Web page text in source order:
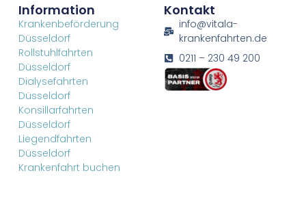
Information
Krankenbeförderung
Düsseldorf
Rollstuhlfahrten
Düsseldorf
Dialysefahrten
Düsseldorf
Konsillarfahrten
Düsseldorf
Liegendfahrten
Düsseldorf
Krankenfahrt buchen
Kontakt
info@vitala-
krankenfahrten.de
0211 – 230 49 200